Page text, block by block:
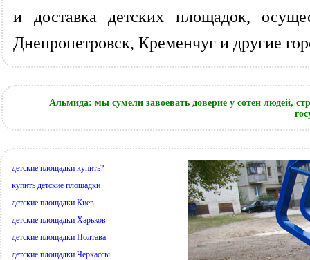
и доставка детских площадок,
Днепропетровск, Кременчуг и другие
Альмида: мы сумели завоевать доверие у сотен людей,
детские площадки купить?
купить детские площадки
детские площадки Киев
детские площадки Харьков
детские площадки Полтава
детские площадки Черкассы